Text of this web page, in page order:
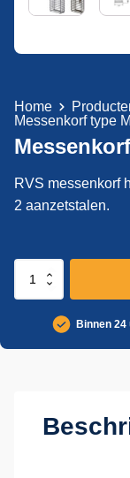
Home
Messenkorf type
RVS messenkorf
2 aanzetstalen.
Messenkorf
Binnen